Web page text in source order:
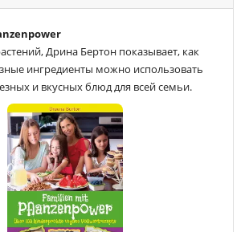
Дрина Бертон показывает, как
ингредиенты можно использовать
и вкусных блюд для всей семьи.